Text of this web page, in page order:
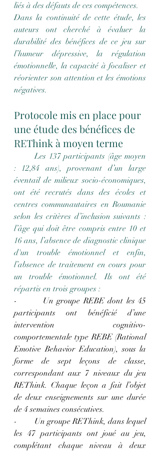
liés à des défauts de ces compétences.
Dans la continuité de cette étude, les
auteurs ont cherché à évaluer la
durabilité des bénéfices de ce jeu sur
l’humeur dépressive, la régulation
émotionnelle, la capacité à focaliser et
réorienter son attention et les émotions
négatives.
Protocole mis en place pour
une étude des bénéfices de
REThink à moyen terme
	Les 137 participants (âge moyen
: 12,84 ans), provenant d’un large
éventail de milieux socio-économiques,
ont été recrutés dans des écoles et
centres communautaires en Roumanie
selon les critères d’inclusion suivants :
l’âge qui doit être compris entre 10 et
16 ans, l’absence de diagnostic clinique
d'un trouble émotionnel et enfin,
l’absence de traitement en cours pour
un trouble émotionnel. Ils ont été
répartis en trois groupes :
-        Un groupe REBE dont les 45
participants ont bénéficié d’une
intervention cognitivo-
comportementale type REBE (Rational
Emotive Behavior Education), sous la
forme de sept leçons de classe,
correspondant aux 7 niveaux du jeu
REThink. Chaque leçon a fait l’objet
de deux enseignements sur une durée
de 4 semaines consécutives.
-        Un groupe REThink, dans lequel
les 47 participants ont joué au jeu,
complétant chaque niveau à deux